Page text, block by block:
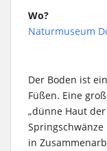
Wo?
Naturmuseum
Der Boden ist
Füßen. Eine
„dünne Haut
in